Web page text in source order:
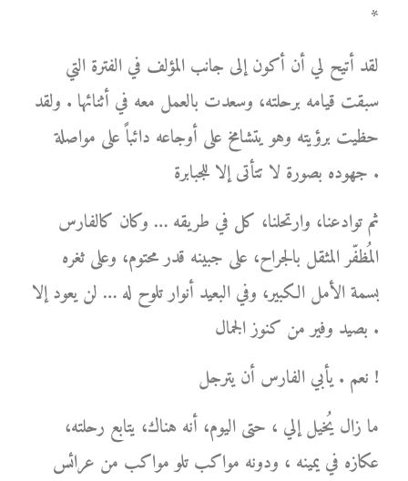
*
لقد أتيح لي أن أكون إلى جانب المؤلف في الفترة التي
سبقت قيامه برحلته، وسعدت بالعمل معه في أثنائها . ولقد
حظيت برؤيته وهو يتشامخ على أوجاعه دائباً على مواصلة
جهوده بصورة لا تتأتى إلا للجبابرة .
ثم توادعنا، وارتحلنا، كل في طريقه … وكان كالفارس
المُظفّر المثقل بالجراح، على جبينه قدر محتوم، وعلى ثغره
بسمة الأمل الكبير، وفي البعيد أنوار تلوح له … لن يعود إلا
بصيد وفير من كنوز الجمال .
نعم . يأبي الفارس أن يترجل !
ما زال يُخيل إلي ، حتى اليوم، أنه هناك، يتابع رحلته،
عكازه في يمينه ، ودونه مواكب تلو مواكب من عرائس